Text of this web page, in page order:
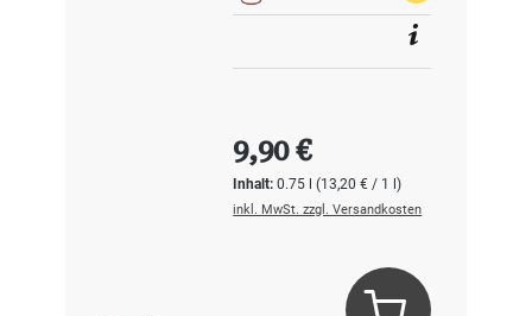
Inhalt:0.75 l(13,20 € / 1 l)
Regulärer Preis:
9,90 €
inkl. MwSt. zzgl. Versandkosten